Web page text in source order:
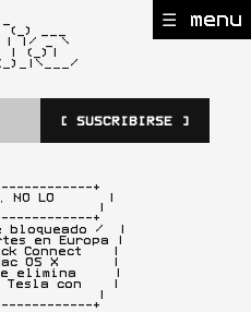
☰ menu
| |/ _ \
| (_)
[ SUSCRIBIRSE ]
+
NO LO       |
|
+
bloqueado /  |
en Europa |
Connect    |
OS X       |
elimina     |
Tesla con    |
|
+